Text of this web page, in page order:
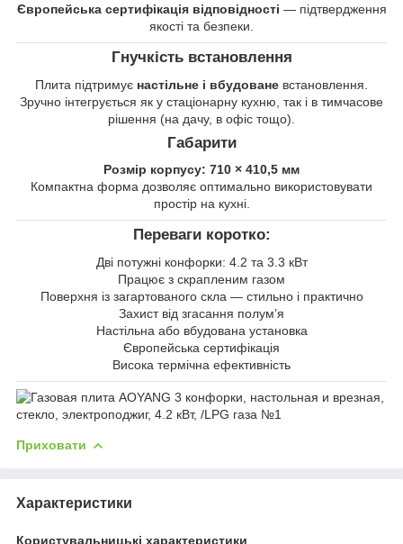
Європейська сертифікація відповідності — підтвердження
якості та безпеки.
Гнучкість встановлення
Плита підтримує настільне і вбудоване встановлення.
Зручно інтегрується як у стаціонарну кухню, так і в тимчасове
рішення (на дачу, в офіс тощо).
Габарити
Розмір корпусу: 710 × 410,5 мм
Компактна форма дозволяє оптимально використовувати
простір на кухні.
Переваги коротко:
Дві потужні конфорки: 4.2 та 3.3 кВт
Працює з скрапленим газом
Поверхня із загартованого скла — стильно і практично
Захист від згасання полум’я
Настільна або вбудована установка
Європейська сертифікація
Висока термічна ефективність
Приховати
Характеристики
Користувальницькі характеристики